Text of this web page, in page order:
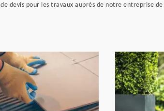
devis pour les travaux auprès de notre entreprise